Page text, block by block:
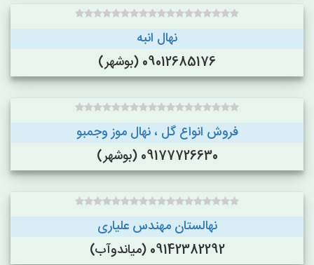
نهال انبه
09012685176 (بوشهر)
فروش انواع گل ، نهال موز وجمبو
09177726630 (بوشهر)
نهالستان مهندس علیاری
09142382292 (میاندوآب)